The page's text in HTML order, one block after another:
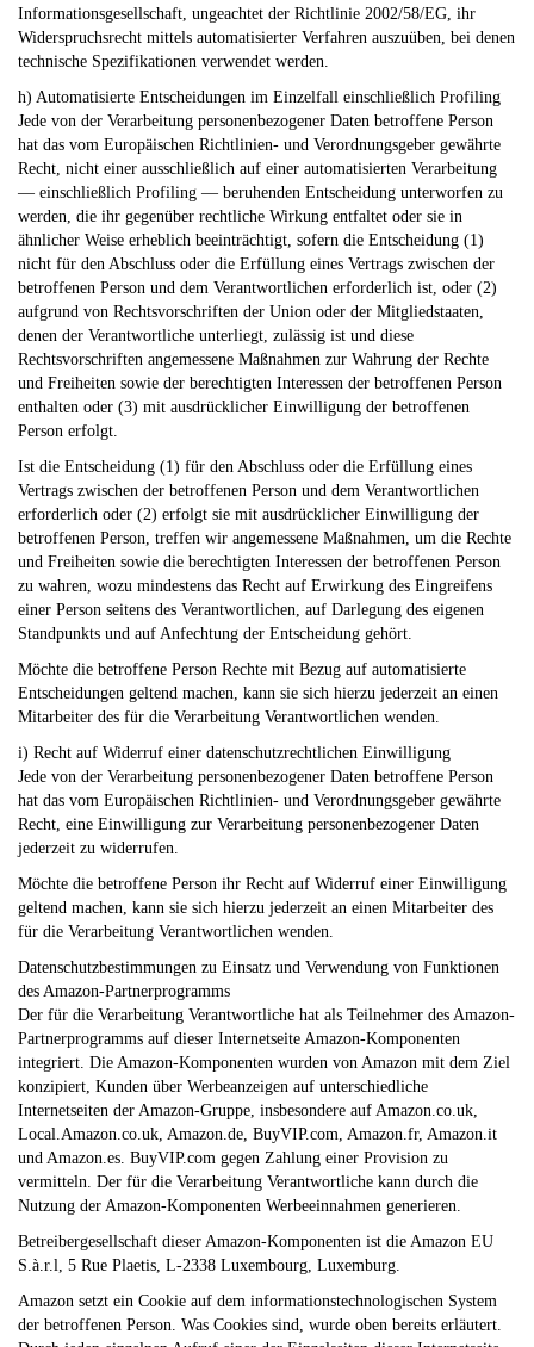
Informationsgesellschaft, ungeachtet der Richtlinie 2002/58/EG, ihr
Widerspruchsrecht mittels automatisierter Verfahren auszuüben, bei denen
technische Spezifikationen verwendet werden.
h) Automatisierte Entscheidungen im Einzelfall einschließlich Profiling
Jede von der Verarbeitung personenbezogener Daten betroffene Person
hat das vom Europäischen Richtlinien- und Verordnungsgeber gewährte
Recht, nicht einer ausschließlich auf einer automatisierten Verarbeitung
— einschließlich Profiling — beruhenden Entscheidung unterworfen zu
werden, die ihr gegenüber rechtliche Wirkung entfaltet oder sie in
ähnlicher Weise erheblich beeinträchtigt, sofern die Entscheidung (1)
nicht für den Abschluss oder die Erfüllung eines Vertrags zwischen der
betroffenen Person und dem Verantwortlichen erforderlich ist, oder (2)
aufgrund von Rechtsvorschriften der Union oder der Mitgliedstaaten,
denen der Verantwortliche unterliegt, zulässig ist und diese
Rechtsvorschriften angemessene Maßnahmen zur Wahrung der Rechte
und Freiheiten sowie der berechtigten Interessen der betroffenen Person
enthalten oder (3) mit ausdrücklicher Einwilligung der betroffenen
Person erfolgt.
Ist die Entscheidung (1) für den Abschluss oder die Erfüllung eines
Vertrags zwischen der betroffenen Person und dem Verantwortlichen
erforderlich oder (2) erfolgt sie mit ausdrücklicher Einwilligung der
betroffenen Person, treffen wir angemessene Maßnahmen, um die Rechte
und Freiheiten sowie die berechtigten Interessen der betroffenen Person
zu wahren, wozu mindestens das Recht auf Erwirkung des Eingreifens
einer Person seitens des Verantwortlichen, auf Darlegung des eigenen
Standpunkts und auf Anfechtung der Entscheidung gehört.
Möchte die betroffene Person Rechte mit Bezug auf automatisierte
Entscheidungen geltend machen, kann sie sich hierzu jederzeit an einen
Mitarbeiter des für die Verarbeitung Verantwortlichen wenden.
i) Recht auf Widerruf einer datenschutzrechtlichen Einwilligung
Jede von der Verarbeitung personenbezogener Daten betroffene Person
hat das vom Europäischen Richtlinien- und Verordnungsgeber gewährte
Recht, eine Einwilligung zur Verarbeitung personenbezogener Daten
jederzeit zu widerrufen.
Möchte die betroffene Person ihr Recht auf Widerruf einer Einwilligung
geltend machen, kann sie sich hierzu jederzeit an einen Mitarbeiter des
für die Verarbeitung Verantwortlichen wenden.
Datenschutzbestimmungen zu Einsatz und Verwendung von Funktionen
des Amazon-Partnerprogramms
Der für die Verarbeitung Verantwortliche hat als Teilnehmer des Amazon-
Partnerprogramms auf dieser Internetseite Amazon-Komponenten
integriert. Die Amazon-Komponenten wurden von Amazon mit dem Ziel
konzipiert, Kunden über Werbeanzeigen auf unterschiedliche
Internetseiten der Amazon-Gruppe, insbesondere auf Amazon.co.uk,
Local.Amazon.co.uk, Amazon.de, BuyVIP.com, Amazon.fr, Amazon.it
und Amazon.es. BuyVIP.com gegen Zahlung einer Provision zu
vermitteln. Der für die Verarbeitung Verantwortliche kann durch die
Nutzung der Amazon-Komponenten Werbeeinnahmen generieren.
Betreibergesellschaft dieser Amazon-Komponenten ist die Amazon EU
S.à.r.l, 5 Rue Plaetis, L-2338 Luxembourg, Luxemburg.
Amazon setzt ein Cookie auf dem informationstechnologischen System
der betroffenen Person. Was Cookies sind, wurde oben bereits erläutert.